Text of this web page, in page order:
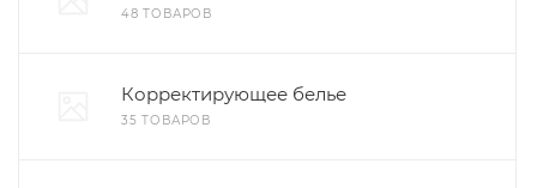
48 ТОВАРОВ
Корректирующее белье
35 ТОВАРОВ